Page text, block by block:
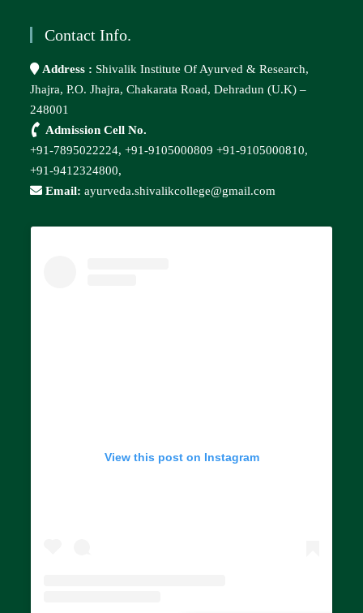
Contact Info.
Address : Shivalik Institute Of Ayurved & Research,
Jhajra, P.O. Jhajra, Chakarata Road, Dehradun (U.K) –
248001
Admission Cell No.
+91-7895022224,+91-9105000809 +91-9105000810,
+91-9412324800,
Email: ayurveda.shivalikcollege@gmail.com
View this post on Instagram